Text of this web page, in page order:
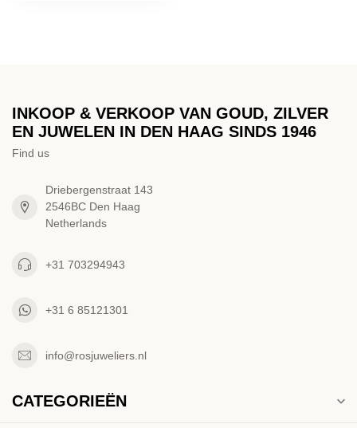
INKOOP & VERKOOP VAN GOUD, ZILVER
EN JUWELEN IN DEN HAAG SINDS 1946
Find us
Driebergenstraat 143
2546BC Den Haag
Netherlands
+31 703294943
+31 6 85121301
info@rosjuweliers.nl
CATEGORIEËN